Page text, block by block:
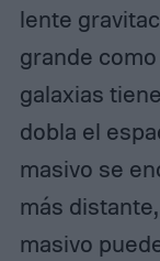
lente
grande
galaxias
dobla el
masivo se
más
masivo